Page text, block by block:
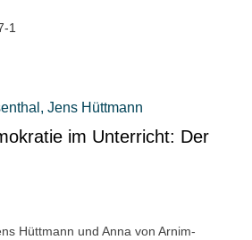
1
, Jens Hüttmann
im Unterricht: Der
Hüttmann und Anna von Arnim-